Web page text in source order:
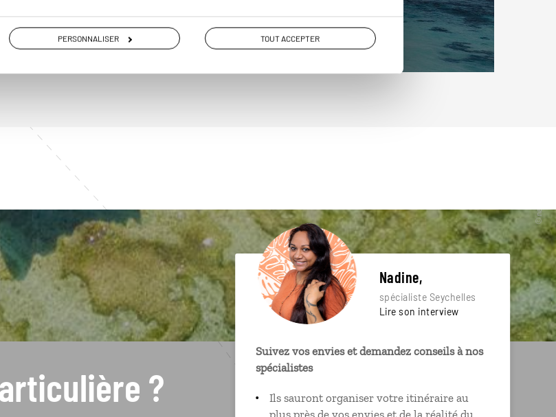
PERSONNALISER TOUT ACCEPTER
?
Nadine,
spécialiste Seychelles
Lire son interview
Suivez vos envies et demandez conseils à nos
spécialistes
Ils sauront organiser votre itinéraire au
plus près de vos envies et de la réalité du